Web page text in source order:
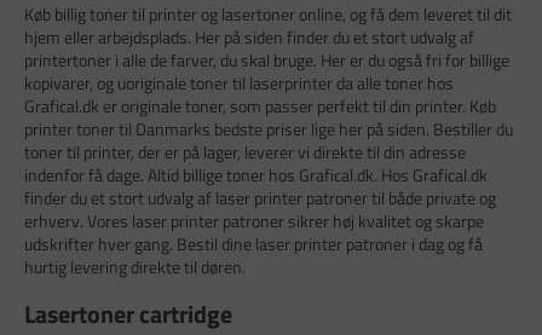
Køb billig toner til printer og lasertoner online, og få dem leveret til dit
hjem eller arbejdsplads. Her på siden finder du et stort udvalg af
printertoner i alle de farver, du skal bruge. Her er du også fri for billige
kopivarer, og uoriginale toner til laserprinter da alle toner hos
Grafical.dk er originale toner, som passer perfekt til din printer. Køb
printer toner til Danmarks bedste priser lige her på siden. Bestiller du
toner til printer, der er på lager, leverer vi direkte til din adresse
indenfor få dage. Altid billige toner hos Grafical.dk. Hos Grafical.dk
finder du et stort udvalg af laser printer patroner til både private og
erhverv. Vores laser printer patroner sikrer høj kvalitet og skarpe
udskrifter hver gang. Bestil dine laser printer patroner i dag og få
hurtig levering direkte til døren.
Lasertoner cartridge